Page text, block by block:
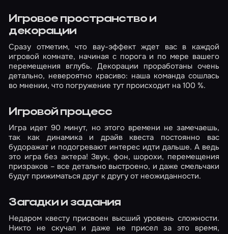
Игровое пространство и
декорации
Сразу отметим, что вау-эффект ждет вас в каждой
игровой комнате, начиная с порога и по мере вашего
перемещения вглубь. Декорации проработаны очень
детально, невероятно красиво: наша команда сошлась
во мнении, что погружение тут происходит на 100 %.
Игровой процесс
Игра идет 90 минут, но этого времени не замечаешь,
так как динамика и драйв квеста постоянно вас
будоражат и подогревают интерес идти дальше. А ведь
это игра без актера! Звук, фон, шорохи, перемещения
призраков – все детально выстроено, и даже смельчаки
будут прижиматься друг к другу от неожиданности.
Загадки и задания
Недаром квесту присвоен высший уровень сложности.
Никто не скучал и даже не присел за это время,